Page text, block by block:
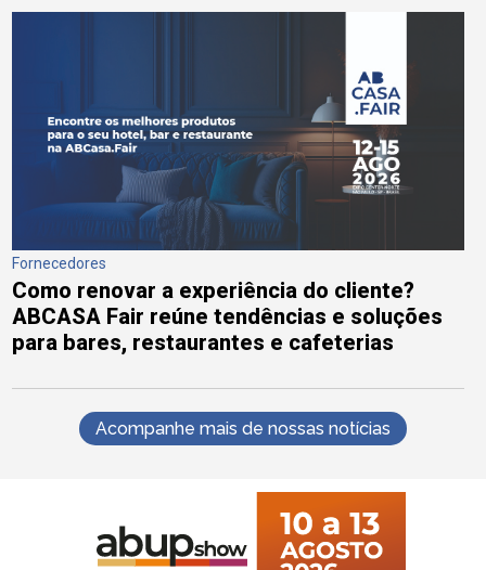
Fornecedores
Como renovar a experiência do cliente?
ABCASA Fair reúne tendências e soluções
para bares, restaurantes e cafeterias
Acompanhe mais de nossas notícias